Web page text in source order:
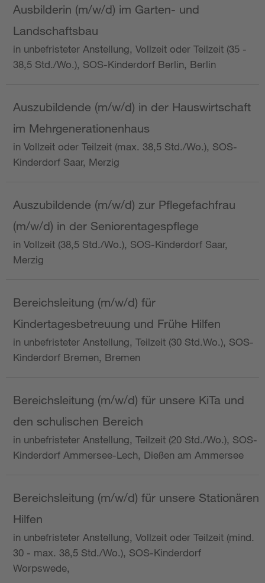
Ausbilderin (m/w/d) im Garten- und
Landschaftsbau
in unbefristeter Anstellung, Vollzeit oder Teilzeit (35 -
38,5 Std./Wo.), SOS-Kinderdorf Berlin, Berlin
Auszubildende (m/w/d) in der Hauswirtschaft
im Mehrgenerationenhaus
in Vollzeit oder Teilzeit (max. 38,5 Std./Wo.), SOS-
Kinderdorf Saar, Merzig
Auszubildende (m/w/d) zur Pflegefachfrau
(m/w/d) in der Seniorentagespflege
in Vollzeit (38,5 Std./Wo.), SOS-Kinderdorf Saar,
Merzig
Bereichsleitung (m/w/d) für
Kindertagesbetreuung und Frühe Hilfen
in unbefristeter Anstellung, Teilzeit (30 Std.Wo.), SOS-
Kinderdorf Bremen, Bremen
Bereichsleitung (m/w/d) für unsere KiTa und
den schulischen Bereich
in unbefristeter Anstellung, Teilzeit (20 Std./Wo.), SOS-
Kinderdorf Ammersee-Lech, Dießen am Ammersee
Bereichsleitung (m/w/d) für unsere Stationären
Hilfen
in unbefristeter Anstellung, Vollzeit oder Teilzeit (mind.
30 - max. 38,5 Std./Wo.), SOS-Kinderdorf
Worpswede,